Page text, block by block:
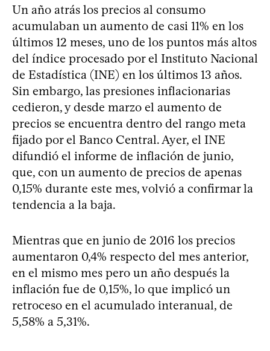
Un año atrás los precios al consumo
acumulaban un aumento de casi 11% en los
últimos 12 meses, uno de los puntos más altos
del índice procesado por el Instituto Nacional
de Estadística (INE) en los últimos 13 años.
Sin embargo, las presiones inflacionarias
cedieron, y desde marzo el aumento de
precios se encuentra dentro del rango meta
fijado por el Banco Central. Ayer, el INE
difundió el informe de inflación de junio,
que, con un aumento de precios de apenas
0,15% durante este mes, volvió a confirmar la
tendencia a la baja.
Mientras que en junio de 2016 los precios
aumentaron 0,4% respecto del mes anterior,
en el mismo mes pero un año después la
inflación fue de 0,15%, lo que implicó un
retroceso en el acumulado interanual, de
5,58% a 5,31%.